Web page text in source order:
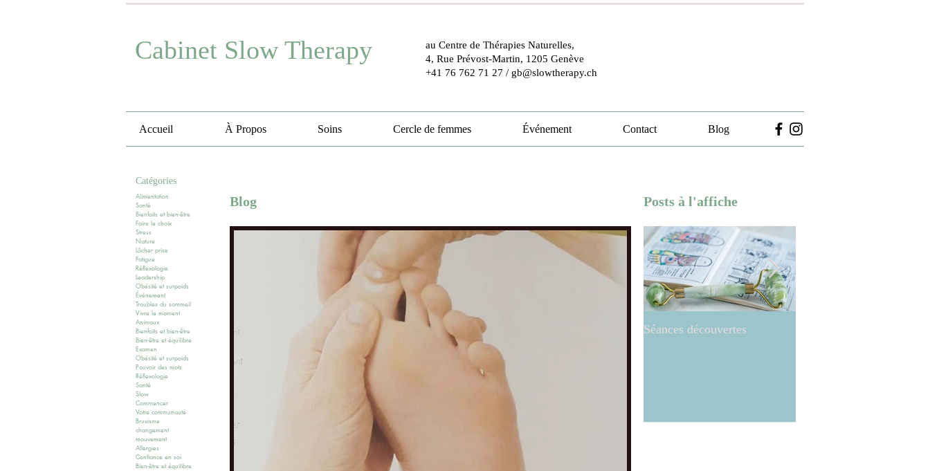
Cabinet Slow Therapy
au Centre de Thérapies Naturelles,
4, Rue Prévost-Martin, 1205 Genève
+41 76 762 71 27 / gb@slowtherapy.ch
Accueil À Propos Soins Cercle de femmes Événement Contact Blog
Catégories
Alimentation
Santé
Bienfaits et bien-être
Faire le choix
Stress
Nature
Lâcher prise
Fatigue
Réflexologie
Leadership
Obésité et surpoids
Événement
Troubles du sommeil
Vivre le moment
Animaux
Bienfaits et bien-être
Bien-être et équilibre
Examen
Obésité et surpoids
Pouvoir des mots
Réflexologie
Santé
Slow
Commencer
Votre communauté
Bruxisme
changement
mouvement
Allergies
Confiance en soi
Bien-être et équilibre
Blog Posts à l'affiche
Séances découvertes